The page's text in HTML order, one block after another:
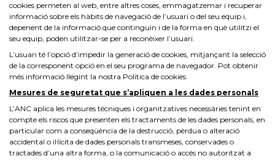
cookies permeten al web, entre altres coses, emmagatzemar i recuperar
informació sobre els hàbits de navegació de l’usuari o del seu equip i,
depenent de la informació que continguin i de la forma en què utilitzi el
seu equip, poden utilitzar-se per a reconèixer l’usuari.
L’usuari té l’opció d’impedir la generació de cookies, mitjançant la selecció
de la corresponent opció en el seu programa de navegador. Pot obtenir
més informació llegint la nostra Política de cookies.
Mesures de seguretat que s’apliquen a les dades personals
L’ANC aplica les mesures tècniques i organitzatives necessàries tenint en
compte els riscos que presenten els tractaments de les dades personals, en
particular com a conseqüència de la destrucció, pèrdua o alteració
accidental o il·lícita de dades personals transmeses, conservades o
tractades d’una altra forma, o la comunicació o accés no autoritzat a